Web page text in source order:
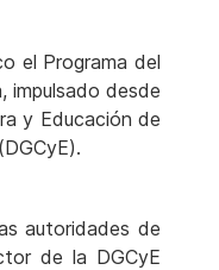
el Programa del
impulsado desde
y Educación de
autoridades de
de la DGCyE